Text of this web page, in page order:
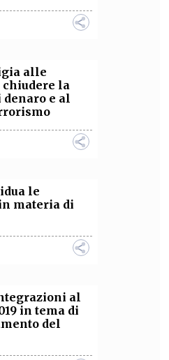
alle
chiudere la
e al
le
materia di
al
in tema di
del